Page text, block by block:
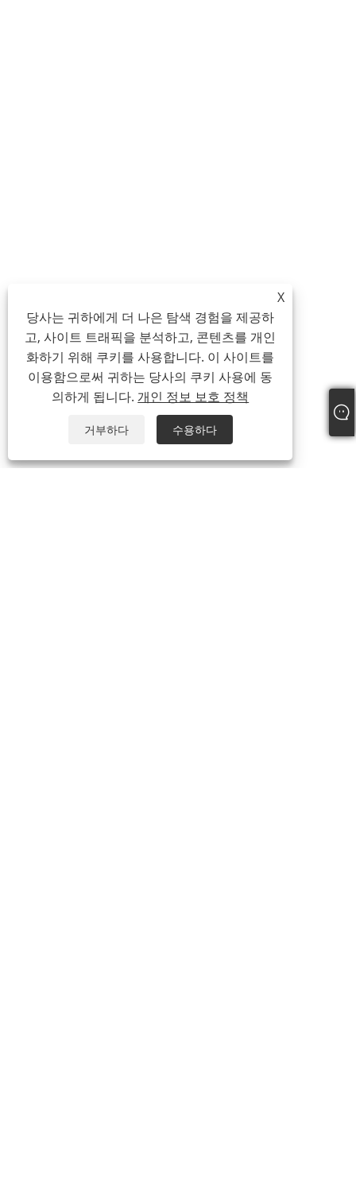
X
당사는 귀하에게 더 나은 탐색 경험을 제공하
고, 사이트 트래픽을 분석하고, 콘텐츠를 개인
화하기 위해 쿠키를 사용합니다. 이 사이트를
이용함으로써 귀하는 당사의 쿠키 사용에 동
의하게 됩니다. 개인 정보 보호 정책
거부하다 수용하다